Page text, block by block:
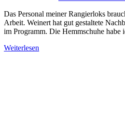
Das Personal meiner Rangierloks
Arbeit. Weinert hat gut gestaltete
im Programm. Die Hemmschuhe habe
Weiterlesen